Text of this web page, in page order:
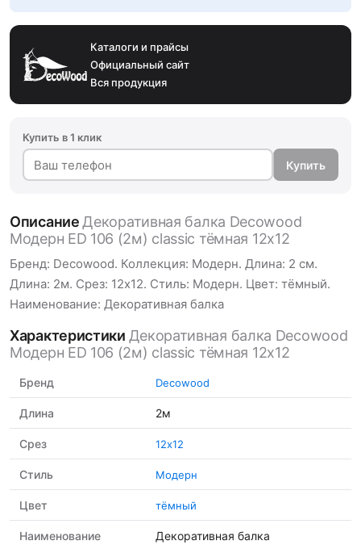
Каталоги и прайсы
Официальный сайт
Вся продукция
Купить в 1 клик
Купить
ОписаниеДекоративная балка Decowood
Модерн ED 106 (2м) classic тёмная 12х12
Бренд: Decowood. Коллекция: Модерн. Длина: 2 см.
Длина: 2м. Срез: 12х12. Стиль: Модерн. Цвет: тёмный.
Наименование: Декоративная балка
Характеристики Декоративная балка Decowood
Модерн ED 106 (2м) classic тёмная 12х12
Бренд Decowood
Длина 2м
Срез 12х12
Стиль Модерн
Цвет тёмный
Наименование Декоративная балка